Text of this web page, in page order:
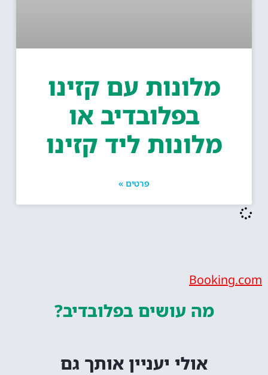
מלונות עם קזינו
בפלובדיב או
מלונות ליד קזינו
מה עושים בפלובדיב?
אולי יעניין אותך גם